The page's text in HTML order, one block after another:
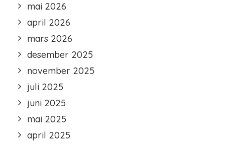
mai 2026
april 2026
mars 2026
desember 2025
november 2025
juli 2025
juni 2025
mai 2025
april 2025